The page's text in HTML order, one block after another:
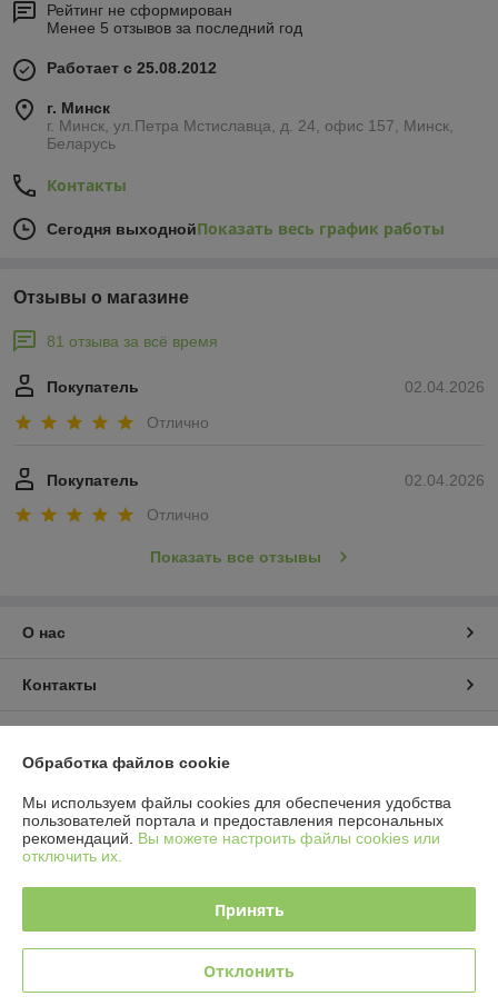
Рейтинг не сформирован
Менее 5 отзывов за последний год
Работает с 25.08.2012
г. Минск
г. Минск, ул.Петра Мстиславца, д. 24, офис 157, Минск,
Беларусь
Контакты
Сегодня выходнойПоказать весь график работы
Отзывы о магазине
81 отзыва за всё время
02.04.2026
Покупатель
Отлично
02.04.2026
Покупатель
Отлично
Показать все отзывы
О нас
Контакты
Полная версия сайта
Политика обработки cookies
Сайт создан на платформе Deal.by
Обработка файлов cookie
Мы используем файлы cookies для обеспечения удобства
пользователей портала и предоставления персональных
рекомендаций. Вы можете настроить файлы cookies или
отключить их.
Принять
Отклонить